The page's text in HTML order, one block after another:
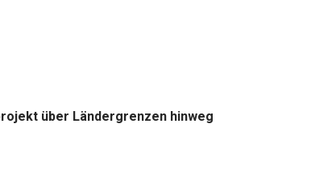
über Ländergrenzen hinweg